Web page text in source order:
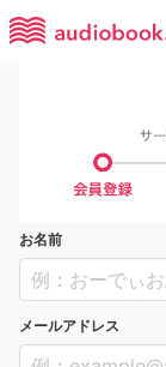
お名前
メールアドレス